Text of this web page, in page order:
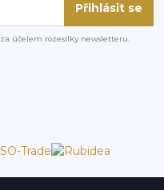
Přihlásit se
za účelem rozesílky newsletteru.